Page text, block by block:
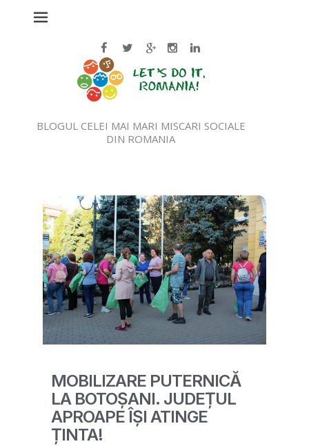
BLOGUL CELEI MAI MARI MISCARI SOCIALE
DIN ROMANIA
MOBILIZARE PUTERNICĂ
LA BOTOȘANI. JUDEȚUL
APROAPE ÎȘI ATINGE
ȚINTA!